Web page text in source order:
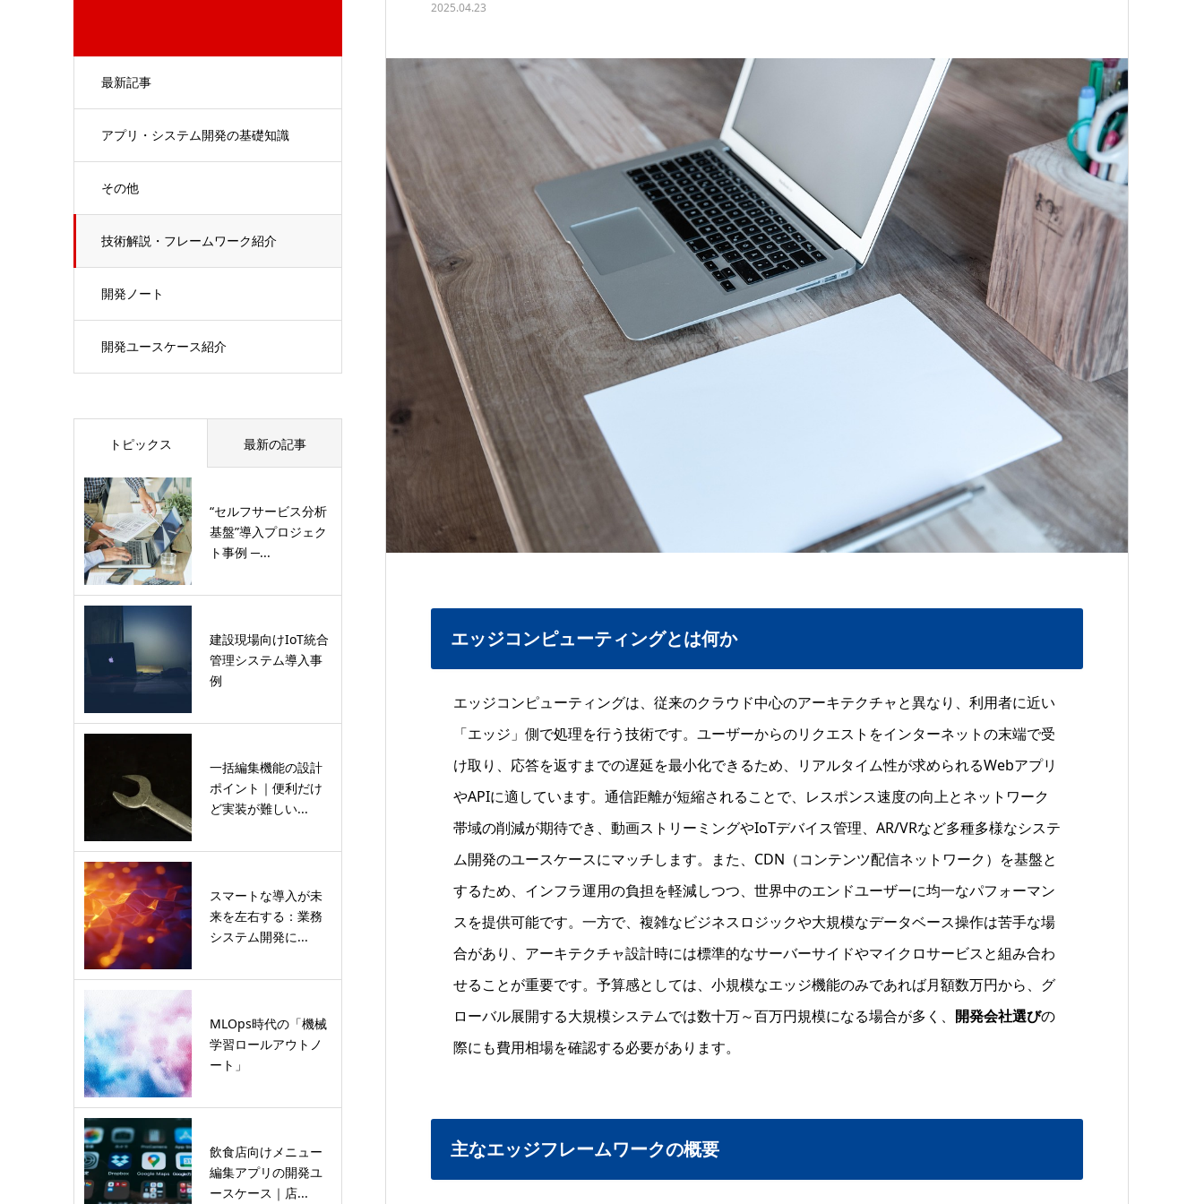
最新記事
アプリ・システム開発の基礎知識
その他
技術解説・フレームワーク紹介
開発ノート
開発ユースケース紹介
2025.04.23
エッジコンピューティングとは何か
エッジコンピューティングは、従来のクラウド中心のアーキテクチャと異なり、利用者に近い
「エッジ」側で処理を行う技術です。ユーザーからのリクエストをインターネットの末端で受
け取り、応答を返すまでの遅延を最小化できるため、リアルタイム性が求められるWebアプリ
やAPIに適しています。通信距離が短縮されることで、レスポンス速度の向上とネットワーク
帯域の削減が期待でき、動画ストリーミングやIoTデバイス管理、AR/VRなど多種多様なシステ
ム開発のユースケースにマッチします。また、CDN（コンテンツ配信ネットワーク）を基盤と
するため、インフラ運用の負担を軽減しつつ、世界中のエンドユーザーに均一なパフォーマン
スを提供可能です。一方で、複雑なビジネスロジックや大規模なデータベース操作は苦手な場
合があり、アーキテクチャ設計時には標準的なサーバーサイドやマイクロサービスと組み合わ
せることが重要です。予算感としては、小規模なエッジ機能のみであれば月額数万円から、グ
ローバル展開する大規模システムでは数十万～百万円規模になる場合が多く、 開発会社選びの
際にも費用相場を確認する必要があります。
主なエッジフレームワークの概要
トピックス 最新の記事
“セルフサービス分析
基盤”導入プロジェク
ト事例 ─...
建設現場向けIoT統合
管理システム導入事
例
一括編集機能の設計
ポイント｜便利だけ
ど実装が難しい...
スマートな導入が未
来を左右する：業務
システム開発に...
MLOps時代の「機械
学習ロールアウトノ
ート」
飲食店向けメニュー
編集アプリの開発ユ
ースケース｜店...